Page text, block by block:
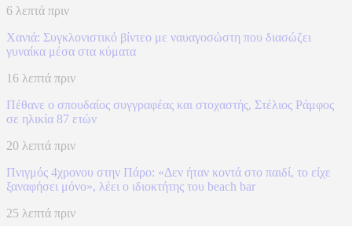
6 λεπτά πριν
Χανιά: Συγκλονιστικό βίντεο με ναυαγοσώστη που διασώζει
γυναίκα μέσα στα κύματα
16 λεπτά πριν
Πέθανε ο σπουδαίος συγγραφέας και στοχαστής, Στέλιος Ράμφος
σε ηλικία 87 ετών
20 λεπτά πριν
Πνιγμός 4χρονου στην Πάρο: «Δεν ήταν κοντά στο παιδί, το είχε
ξαναφήσει μόνο», λέει ο ιδιοκτήτης του beach bar
25 λεπτά πριν